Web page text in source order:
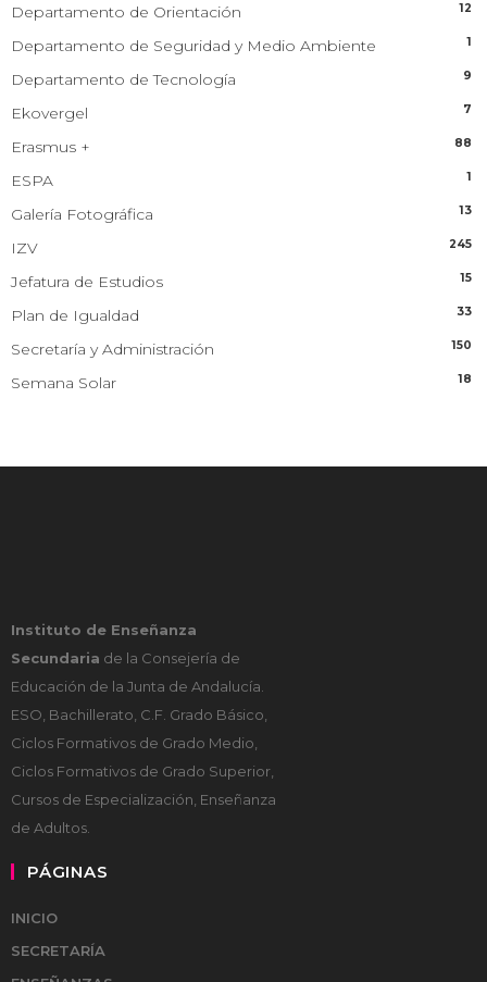
Departamento de Orientación 12
Departamento de Seguridad y Medio Ambiente 1
Departamento de Tecnología 9
Ekovergel 7
Erasmus + 88
ESPA 1
Galería Fotográfica 13
IZV 245
Jefatura de Estudios 15
Plan de Igualdad 33
Secretaría y Administración 150
Semana Solar 18
Instituto de Enseñanza
Secundaria de la Consejería de
Educación de la Junta de Andalucía.
ESO, Bachillerato, C.F. Grado Básico,
Ciclos Formativos de Grado Medio,
Ciclos Formativos de Grado Superior,
Cursos de Especialización, Enseñanza
de Adultos.
PÁGINAS
INICIO
SECRETARÍA